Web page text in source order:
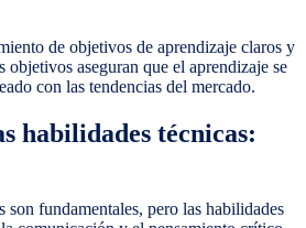
de objetivos de aprendizaje claros y
objetivos aseguran que el aprendizaje se
con las tendencias del mercado.
habilidades técnicas:
son fundamentales, pero las habilidades